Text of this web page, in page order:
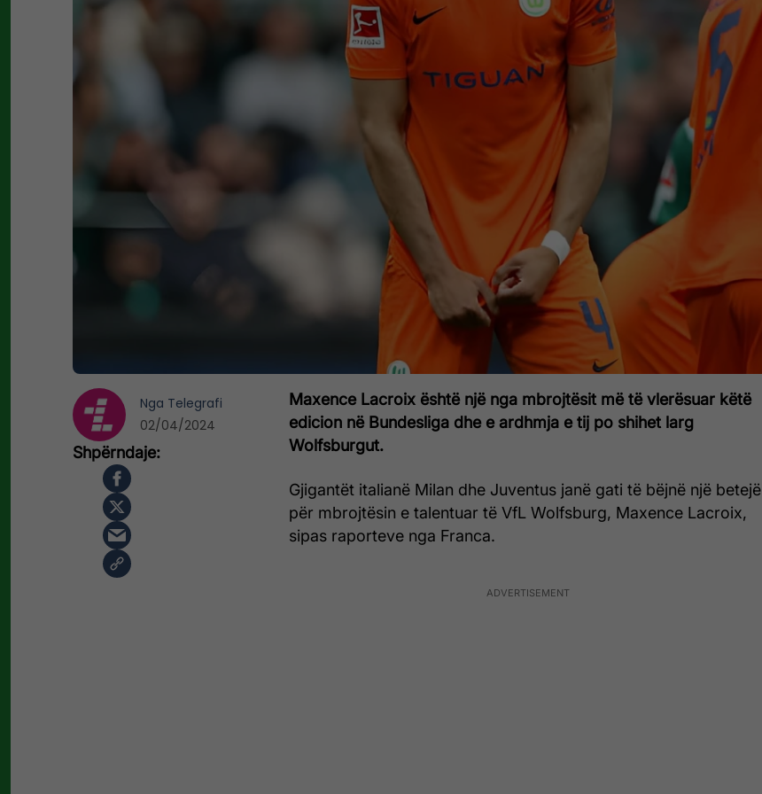
Maxence Lacroix është një nga mbrojtësit më të vlerësuar këtë
edicion në Bundesliga dhe e ardhmja e tij po shihet larg
Wolfsburgut.
Gjigantët italianë Milan dhe Juventus janë gati të bëjnë një betejë
për mbrojtësin e talentuar të VfL Wolfsburg, Maxence Lacroix,
sipas raporteve nga Franca.
Nga Telegrafi
02/04/2024